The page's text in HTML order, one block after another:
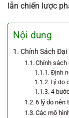
lẫn chiến lược
Nội dung
Chính Sách Đại
Chính sách
Định
Lý do
4
6 lý do nên
Các mô